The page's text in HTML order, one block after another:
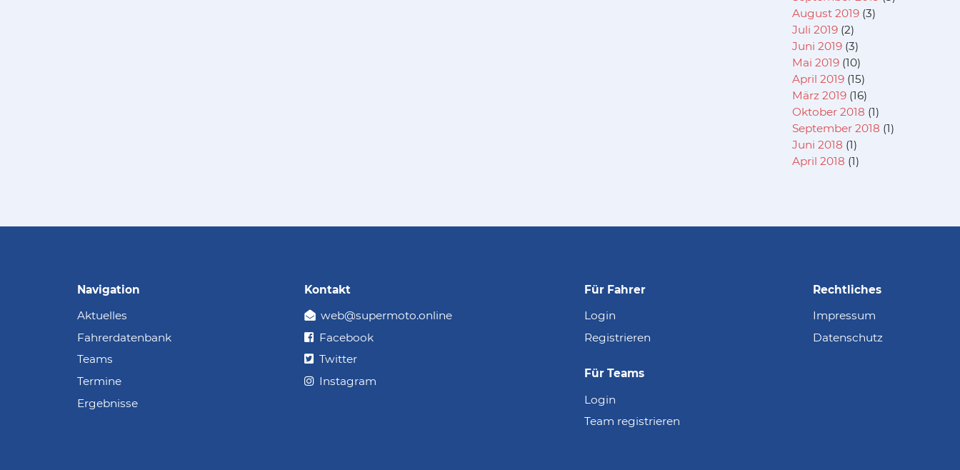
August 2019 (3)
Juli 2019 (2)
Juni 2019 (3)
Mai 2019 (10)
April 2019 (15)
März 2019 (16)
Oktober 2018 (1)
September 2018 (1)
Juni 2018 (1)
April 2018 (1)
Navigation
Aktuelles
Fahrerdatenbank
Teams
Termine
Ergebnisse
Kontakt
web@supermoto.online
Facebook
Twitter
Instagram
Für Fahrer
Login
Registrieren
Für Teams
Login
Team registrieren
Rechtliches
Impressum
Datenschutz